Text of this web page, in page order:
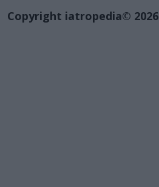
Copyright iatropedia© 2026